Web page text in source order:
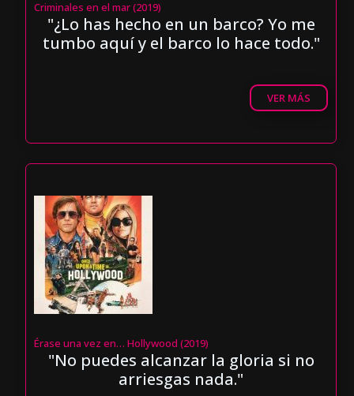
Criminales en el mar (2019)
"¿Lo has hecho en un barco? Yo me
tumbo aquí y el barco lo hace todo."
VER MÁS
Érase una vez en… Hollywood (2019)
"No puedes alcanzar la gloria si no
arriesgas nada."